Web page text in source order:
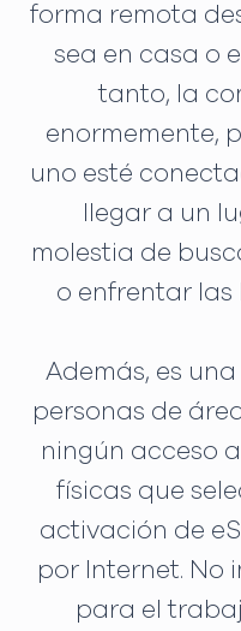
forma remota
sea en casa o
tanto, la
enormemente,
uno esté
llegar a un
molestia de
o enfrentar las
Además, es
personas de
ningún acceso
físicas que
activación de
por Internet. No
para el